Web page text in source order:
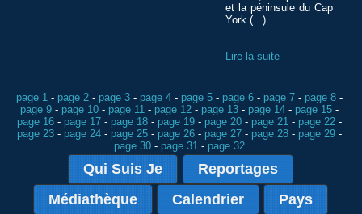
et la péninsule du Cap
York (...)
Lire la suite
page 1 - page 2 - page 3 - page 4 - page 5 - page 6 - page 7 - page 8 -
page 9 - page 10 - page 11 - page 12 - page 13 - page 14 - page 15 -
page 16 - page 17 - page 18 - page 19 - page 20 - page 21 - page 22 -
page 23 - page 24 - page 25 - page 26 - page 27 - page 28 - page 29 -
page 30 - page 31 - page 32
Qui Suis Je
Reportages
Médiathèque
Calendrier Pays